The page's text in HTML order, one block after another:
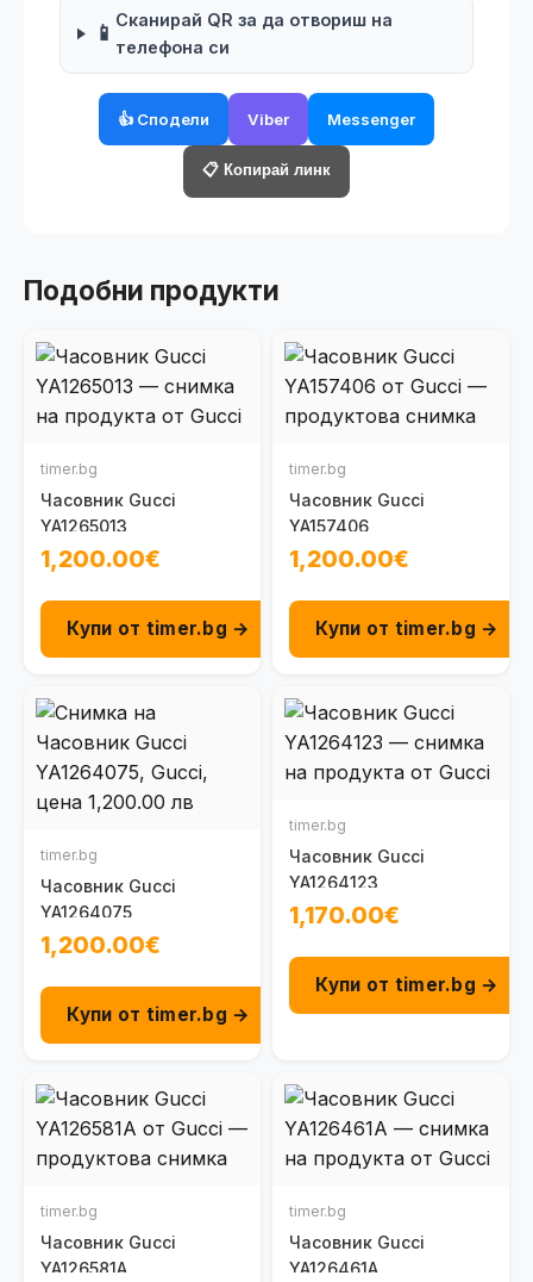
📱
Сканирай QR за да отвориш на
телефона си
👍 Сподели Viber Messenger
📋 Копирай линк
Подобни продукти
timer.bg
Часовник Gucci
YA1265013
1,200.00€
Купи от timer.bg →
timer.bg
Часовник Gucci
YA157406
1,200.00€
Купи от timer.bg →
timer.bg
Часовник Gucci
YA1264075
1,200.00€
Купи от timer.bg →
timer.bg
Часовник Gucci
YA1264123
1,170.00€
Купи от timer.bg →
timer.bg
Часовник Gucci
YA126581A
timer.bg
Часовник Gucci
YA126461A